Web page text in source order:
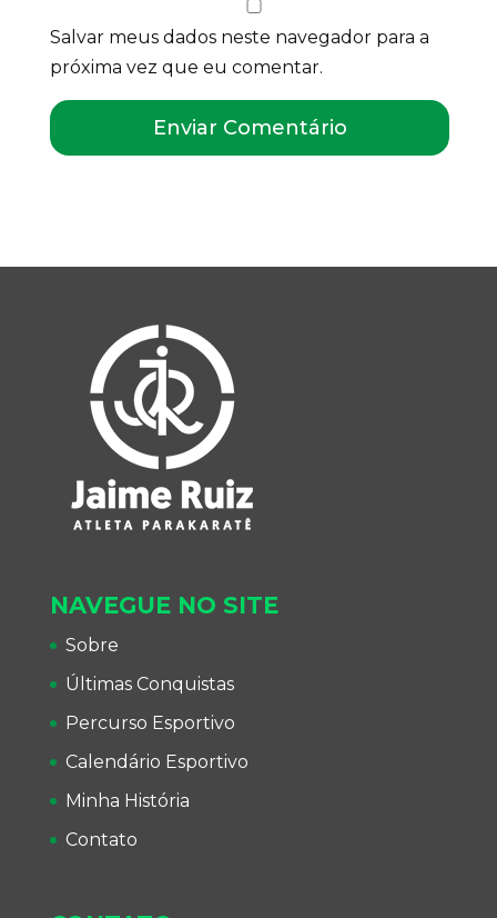
Salvar meus dados neste navegador para a
próxima vez que eu comentar.
NAVEGUE NO SITE
Sobre
Últimas Conquistas
Percurso Esportivo
Calendário Esportivo
Minha História
Contato